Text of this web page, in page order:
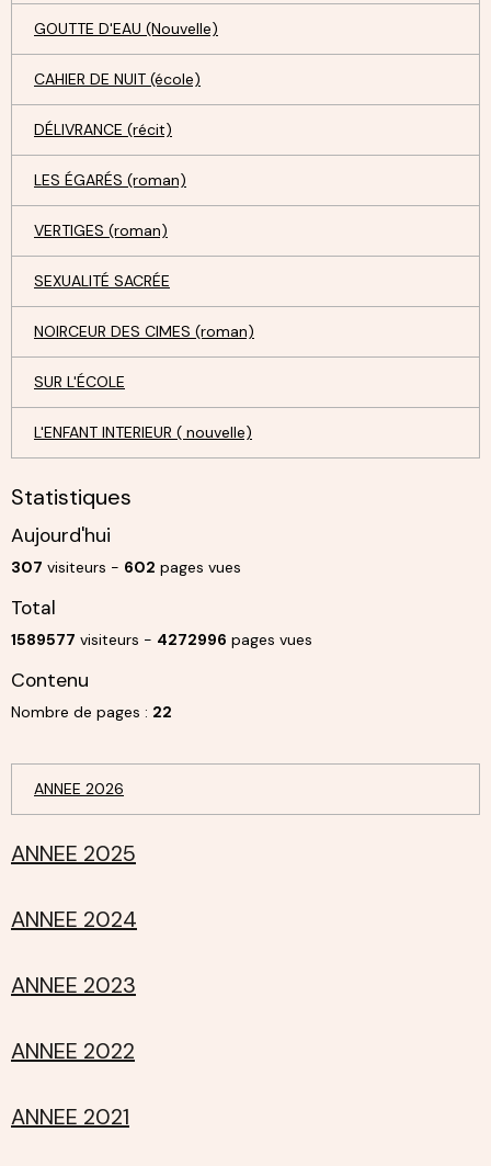
GOUTTE D'EAU (Nouvelle)
CAHIER DE NUIT (école)
DÉLIVRANCE (récit)
LES ÉGARÉS (roman)
VERTIGES (roman)
SEXUALITÉ SACRÉE
NOIRCEUR DES CIMES (roman)
SUR L'ÉCOLE
L'ENFANT INTERIEUR ( nouvelle)
Statistiques
Aujourd'hui
307 visiteurs - 602 pages vues
Total
1589577 visiteurs - 4272996 pages vues
Contenu
Nombre de pages : 22
ANNEE 2026
ANNEE 2025
ANNEE 2024
ANNEE 2023
ANNEE 2022
ANNEE 2021